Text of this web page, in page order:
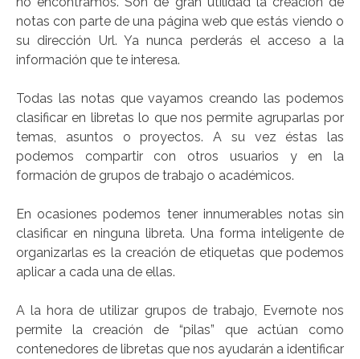
notas con parte de una página web que estás viendo o
su dirección Url. Ya nunca perderás el acceso a la
información que te interesa.
Todas las notas que vayamos creando las podemos
clasificar en libretas lo que nos permite agruparlas por
temas, asuntos o proyectos. A su vez éstas las
podemos compartir con otros usuarios y en la
formación de grupos de trabajo o académicos.
En ocasiones podemos tener innumerables notas sin
clasificar en ninguna libreta. Una forma inteligente de
organizarlas es la creación de etiquetas que podemos
aplicar a cada una de ellas.
A la hora de utilizar grupos de trabajo, Evernote nos
permite la creación de “pilas” que actúan como
contenedores de libretas que nos ayudarán a identificar